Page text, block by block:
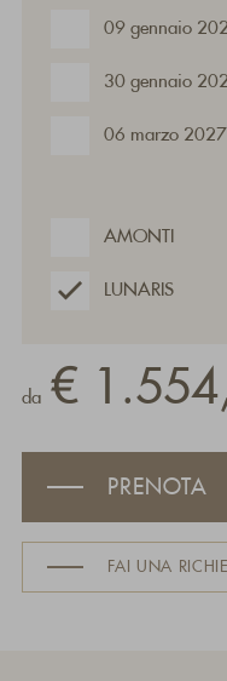
09 gennaio
30 gennaio
06 marzo
AMONTI
LUNARIS
da €
PRENOTA
FAI UNA